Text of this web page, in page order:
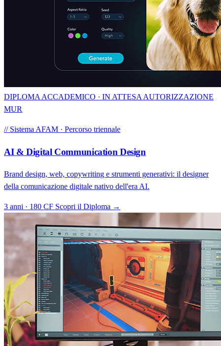
DIPLOMA ACCADEMICO · IN ATTESA AUTORIZZAZIONE
MUR
// Sistema AFAM · Percorso triennale
AI & Digital Communication Design
Brand design, web, copywriting e strumenti generativi: il designer
della comunicazione digitale nativo dell'era AI.
3 anni · 180 CF Scopri il Diploma →